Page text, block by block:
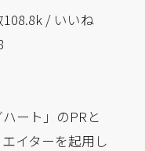
/ いいね
ート」のPRと
イターを起用し